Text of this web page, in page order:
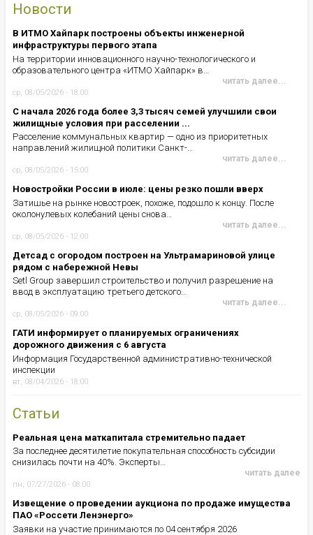
Новости
В ИТМО Хайпарк построены объекты инженерной
инфраструктуры первого этапа
На территории инновационного научно-технологического и
образовательного центра «ИТМО Хайпарк» в…
читать далее...
ср, 08/05/2026 - 18:00
С начала 2026 года более 3,3 тысяч семей улучшили свои
жилищные условия при расселении ...
Расселение коммунальных квартир — одно из приоритетных
направлений жилищной политики Санкт-…
читать далее...
ср, 08/05/2026 - 15:00
Новостройки России в июле: цены резко пошли вверх
Затишье на рынке новостроек, похоже, подошло к концу. После
околонулевых колебаний цены снова…
читать далее...
ср, 08/05/2026 - 12:00
Детсад с огородом построен на Ультрамариновой улице
рядом с набережной Невы
Setl Group завершил строительство и получил разрешение на
ввод в эксплуатацию третьего детского…
читать далее...
ср, 08/05/2026 - 09:00
ГАТИ информирует о планируемых ограничениях
дорожного движения с 6 августа
Информация Государственной административно-технической
инспекции
вт, 08/04/2026 - 18:00
Статьи
Реальная цена маткапитала стремительно падает
За последнее десятилетие покупательная способность субсидии
снизилась почти на 40%. Эксперты…
читать далее
пн, 07/27/2026 - 08:00
Извещение о проведении аукциона по продаже имущества
ПАО «Россети Ленэнерго»
Заявки на участие принимаются по 04 сентября 2026